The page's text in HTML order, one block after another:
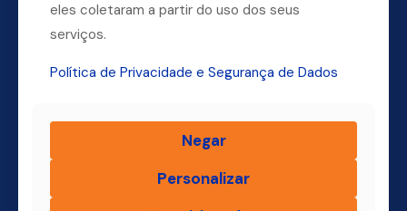
Finsol
Quem Somos
eles coletaram a partir do uso dos seus
serviços.
Política de Privacidade e Segurança de Dados
Negar
Personalizar